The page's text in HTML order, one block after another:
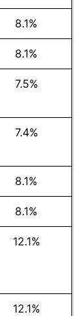
8.1%
8.1%
7.5%
7.4%
8.1%
8.1%
12.1%
12.1%